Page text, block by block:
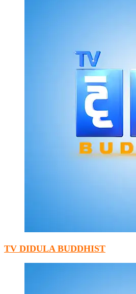
TV DIDULA BUDDHIST